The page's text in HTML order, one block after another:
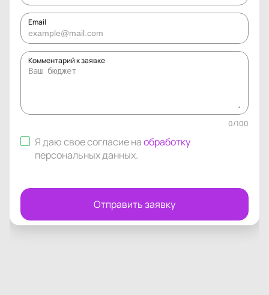
Email
Комментарий к заявке
0/100
Я даю свое согласие наобработку
персональных данных.
Отправить заявку